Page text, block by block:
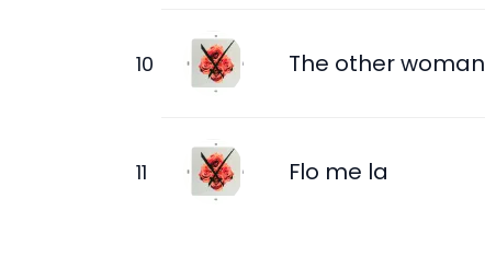
The other woman
Flo me la